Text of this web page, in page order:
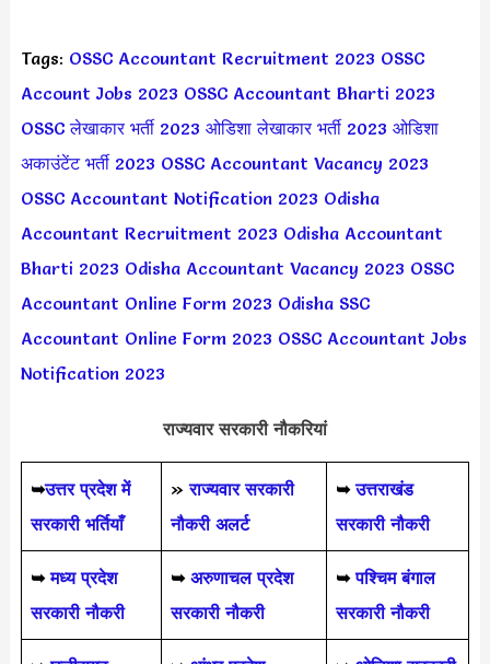
Tags: OSSC Accountant Recruitment 2023 OSSC
Account Jobs 2023 OSSC Accountant Bharti 2023
OSSC लेखाकार भर्ती 2023 ओडिशा लेखाकार भर्ती 2023 ओडिशा
अकाउंटेंट भर्ती 2023 OSSC Accountant Vacancy 2023
OSSC Accountant Notification 2023 Odisha
Accountant Recruitment 2023 Odisha Accountant
Bharti 2023 Odisha Accountant Vacancy 2023 OSSC
Accountant Online Form 2023 Odisha SSC
Accountant Online Form 2023 OSSC Accountant Jobs
Notification 2023
राज्यवार सरकारी नौकरियां
➥उत्तर प्रदेश में
सरकारी भर्तियाँ
»राज्यवार सरकारी
नौकरी अलर्ट
➥ उत्तराखंड
सरकारी नौकरी
➥ मध्य प्रदेश
सरकारी नौकरी
➥ अरुणाचल प्रदेश
सरकारी नौकरी
➥ पश्चिम बंगाल
सरकारी नौकरी